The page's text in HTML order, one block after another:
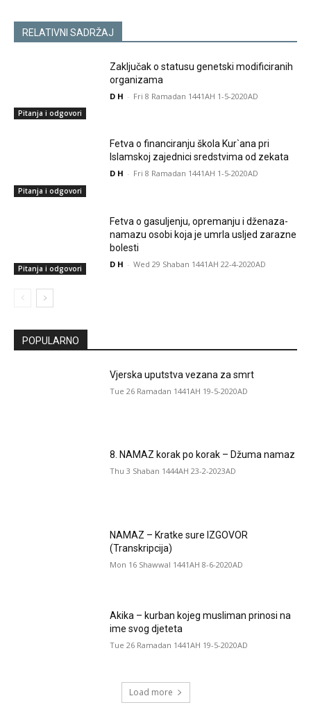
RELATIVNI SADRŽAJ
Pitanja i odgovori
Zaključak o statusu genetski modificiranih
organizama
D H - Fri 8 Ramadan 1441AH 1-5-2020AD
Pitanja i odgovori
Fetva o financiranju škola Kur`ana pri
Islamskoj zajednici sredstvima od zekata
D H - Fri 8 Ramadan 1441AH 1-5-2020AD
Pitanja i odgovori
Fetva o gasuljenju, opremanju i dženaza-
namazu osobi koja je umrla usljed zarazne
bolesti
D H - Wed 29 Shaban 1441AH 22-4-2020AD
POPULARNO
Vjerska uputstva vezana za smrt
Tue 26 Ramadan 1441AH 19-5-2020AD
8. NAMAZ korak po korak – Džuma namaz
Thu 3 Shaban 1444AH 23-2-2023AD
NAMAZ – Kratke sure IZGOVOR
(Transkripcija)
Mon 16 Shawwal 1441AH 8-6-2020AD
Akika – kurban kojeg musliman prinosi na
ime svog djeteta
Tue 26 Ramadan 1441AH 19-5-2020AD
Load more